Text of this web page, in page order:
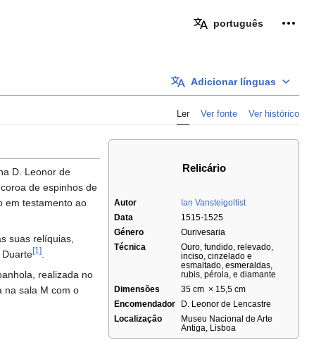
português
Adicionar línguas
Ler Ver fonte Ver histórico
Relicário
Autor
Ian Vansteigoltist
Data
1515-1525
Género
Ourivesaria
Técnica
Ouro, fundido, relevado,
inciso, cinzelado e
esmaltado, esmeraldas,
rubis, pérola, e diamante
Dimensões
35 cm × 15,5 cm
Encomendador
D. Leonor de Lencastre
Localização
Museu Nacional de Arte
Antiga, Lisboa
D. Leonor de
de espinhos de
em testamento ao
suas relíquias,
[1]
realizada no
na sala M com o